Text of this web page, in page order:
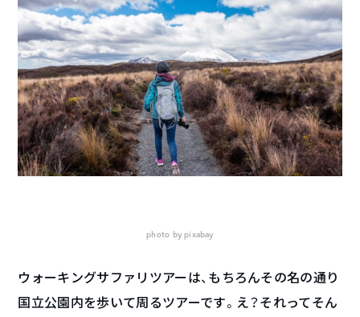
photo by pixabay
ウォーキングサファリツアーは、もちろんその名の通り
国立公園内を歩いて周るツアーです。え？それってそん